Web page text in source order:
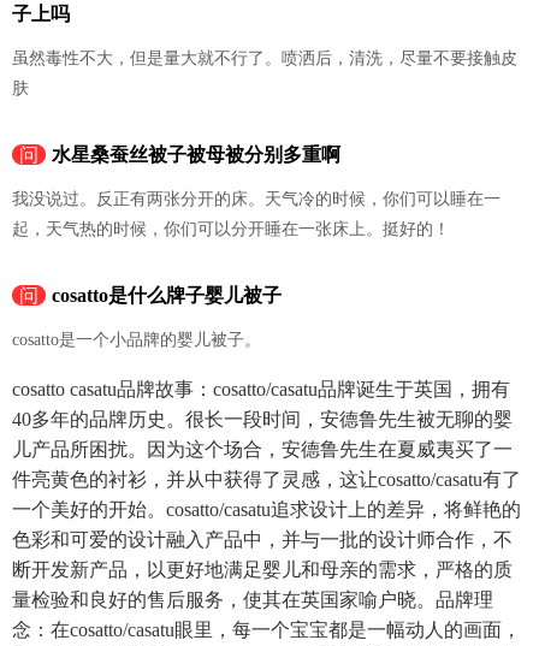
子上吗
虽然毒性不大，但是量大就不行了。喷洒后，清洗，尽量不要接触皮
肤
问 水星桑蚕丝被子被母被分别多重啊
我没说过。反正有两张分开的床。天气冷的时候，你们可以睡在一
起，天气热的时候，你们可以分开睡在一张床上。挺好的！
问 cosatto是什么牌子婴儿被子
cosatto是一个小品牌的婴儿被子。
cosatto casatu品牌故事：cosatto/casatu品牌诞生于英国，拥有
40多年的品牌历史。很长一段时间，安德鲁先生被无聊的婴
儿产品所困扰。因为这个场合，安德鲁先生在夏威夷买了一
件亮黄色的衬衫，并从中获得了灵感，这让cosatto/casatu有了
一个美好的开始。cosatto/casatu追求设计上的差异，将鲜艳的
色彩和可爱的设计融入产品中，并与一批的设计师合作，不
断开发新产品，以更好地满足婴儿和母亲的需求，严格的质
量检验和良好的售后服务，使其在英国家喻户晓。品牌理
念：在cosatto/casatu眼里，每一个宝宝都是一幅动人的画面，